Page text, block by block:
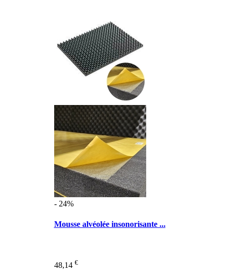
- 24%
Mousse alvéolée insonorisante ...
48,14 €